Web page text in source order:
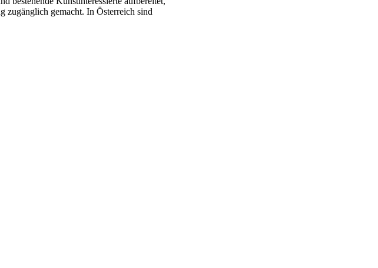
zugänglich gemacht. In Österreich sind